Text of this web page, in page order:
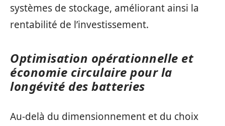
systèmes de stockage, améliorant ainsi la
rentabilité de l’investissement.
Optimisation opérationnelle et
économie circulaire pour la
longévité des batteries
Au-delà du dimensionnement et du choix